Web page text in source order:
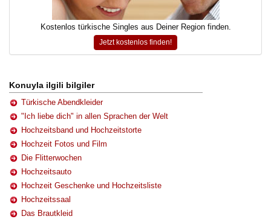
Kostenlos türkische Singles aus Deiner Region finden.
Jetzt kostenlos finden!
Konuyla ilgili bilgiler
Türkische Abendkleider
"Ich liebe dich" in allen Sprachen der Welt
Hochzeitsband und Hochzeitstorte
Hochzeit Fotos und Film
Die Flitterwochen
Hochzeitsauto
Hochzeit Geschenke und Hochzeitsliste
Hochzeitssaal
Das Brautkleid